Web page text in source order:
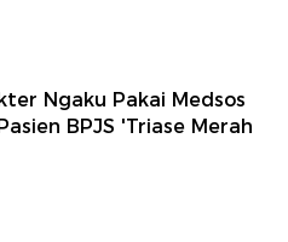
Ngaku Pakai Medsos
BPJS 'Triase Merah